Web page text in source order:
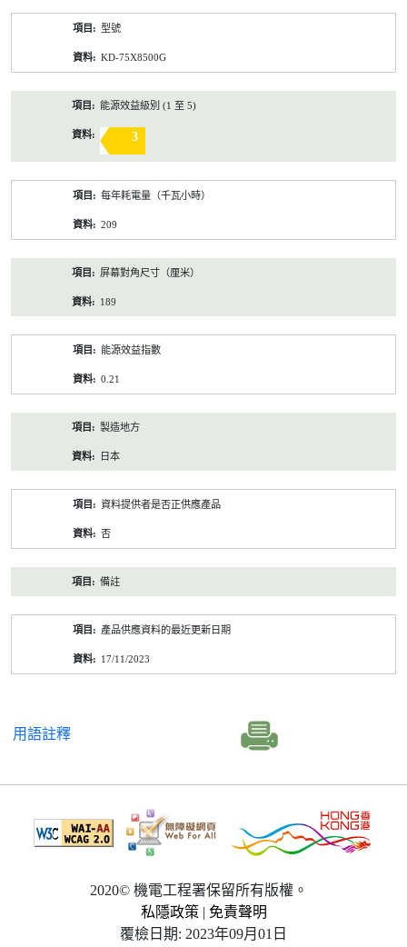
型號
KD-75X8500G
能源效益級別 (1 至 5)
3
每年耗電量（千瓦小時）
209
屏幕對角尺寸（厘米）
189
能源效益指數
0.21
製造地方
日本
資料提供者是否正供應產品
否
備註
產品供應資料的最近更新日期
17/11/2023
用語註釋
2020© 機電工程署保留所有版權。
私隱政策 | 免責聲明
覆檢日期: 2023年09月01日